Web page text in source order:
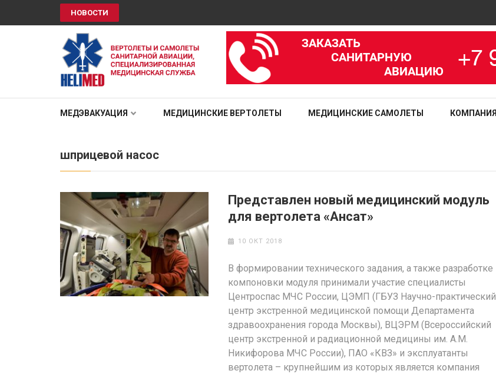
НОВОСТИ
HELIMED
МЕДЭВАКУАЦИЯ МЕДИЦИНСКИЕ ВЕРТОЛЕТЫ МЕДИЦИНСКИЕ САМОЛЕТЫ КОМПАНИЯ
шприцевой насос
Представлен новый медицинский модуль
для вертолета «Ансат»
10 ОКТ 2018
В формировании технического задания, а также разработке
компоновки модуля принимали участие специалисты
Центроспас МЧС России, ЦЭМП (ГБУЗ Научно-практический
центр экстренной медицинской помощи Департамента
здравоохранения города Москвы), ВЦЭРМ (Всероссийский
центр экстренной и радиационной медицины им. А.М.
Никифорова МЧС России), ПАО «КВЗ» и эксплуатанты
вертолета – крупнейшим из которых является компания